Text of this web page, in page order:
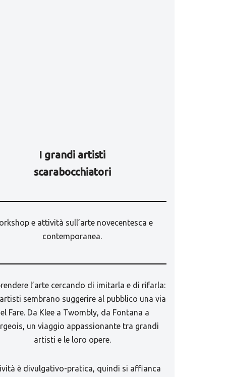
I grandi artisti
scarabocchiatori
e attività sull’arte novecentesca e
contemporanea.
l’arte cercando di imitarla e di rifarla:
sembrano suggerire al pubblico una via
Fare. Da Klee a Twombly, da Fontana a
un viaggio appassionante tra grandi
artisti e le loro opere.
è divulgativo-pratica, quindi si affianca